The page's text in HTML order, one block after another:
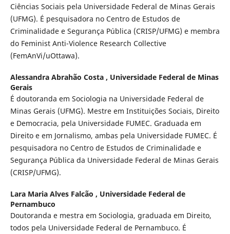
Ciências Sociais pela Universidade Federal de Minas Gerais
(UFMG). É pesquisadora no Centro de Estudos de
Criminalidade e Segurança Pública (CRISP/UFMG) e membra
do Feminist Anti-Violence Research Collective
(FemAnVi/uOttawa).
Alessandra Abrahão Costa , Universidade Federal de Minas
Gerais
É doutoranda em Sociologia na Universidade Federal de
Minas Gerais (UFMG). Mestre em Instituições Sociais, Direito
e Democracia, pela Universidade FUMEC. Graduada em
Direito e em Jornalismo, ambas pela Universidade FUMEC. É
pesquisadora no Centro de Estudos de Criminalidade e
Segurança Pública da Universidade Federal de Minas Gerais
(CRISP/UFMG).
Lara Maria Alves Falcão , Universidade Federal de
Pernambuco
Doutoranda e mestra em Sociologia, graduada em Direito,
todos pela Universidade Federal de Pernambuco. É